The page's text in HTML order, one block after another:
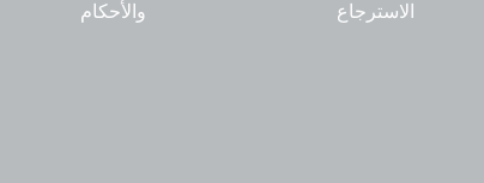
الاسترجاع
والأحكام